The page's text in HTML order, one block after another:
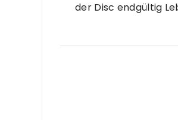
der Disc endgültig